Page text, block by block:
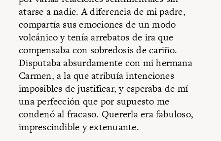
atarse a nadie. A diferencia de mi padre,
compartía sus emociones de un modo
volcánico y tenía arrebatos de ira que
compensaba con sobredosis de cariño.
Disputaba absurdamente con mi hermana
Carmen, a la que atribuía intenciones
imposibles de justificar, y esperaba de mí
una perfección que por supuesto me
condenó al fracaso. Quererla era fabuloso,
imprescindible y extenuante.